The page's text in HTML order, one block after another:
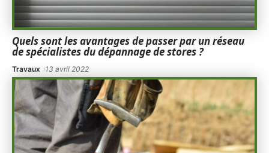
Quels sont les avantages de passer par un réseau
de spécialistes du dépannage de stores ?
Travaux 13 avril 2022